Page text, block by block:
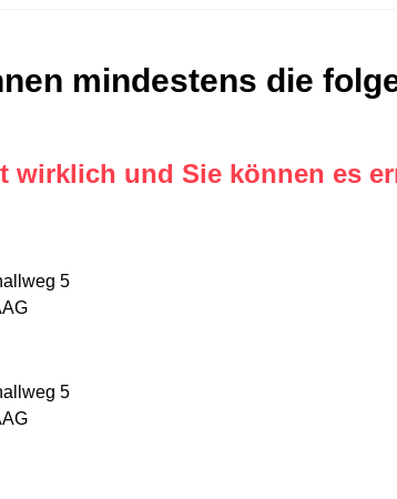
mindestens die
wirklich und Sie können es
5
5